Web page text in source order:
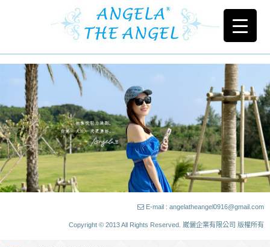
E-mail : angelatheangel0916@gmail.com
Copyright © 2013 All Rights Reserved. 崴儷企業有限公司 版權所有